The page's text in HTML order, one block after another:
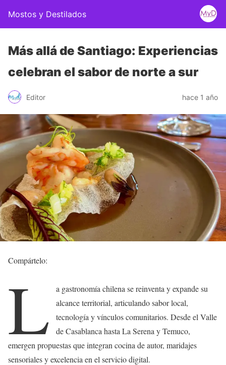
Mostos y Destilados
Más allá de Santiago: Experiencias
celebran el sabor de norte a sur
Editor hace 1 año
Compártelo:
L
a gastronomía chilena se reinventa y expande su
alcance territorial, articulando sabor local,
tecnología y vínculos comunitarios. Desde el Valle
de Casablanca hasta La Serena y Temuco,
emergen propuestas que integran cocina de autor, maridajes
sensoriales y excelencia en el servicio digital.